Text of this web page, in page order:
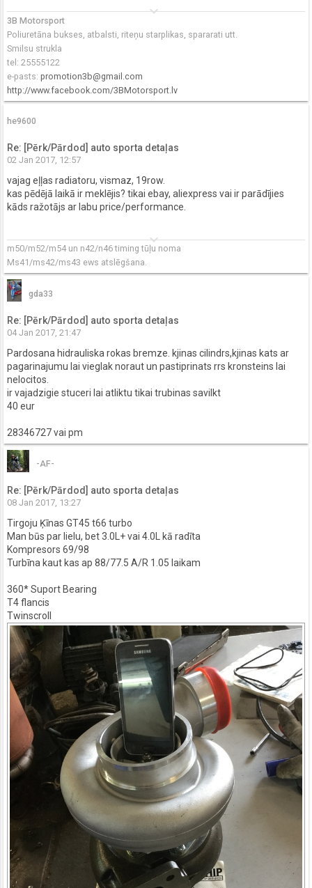
keyboard_arrow_down
3B Motorsport
Poliuretāna bukses, atbalsti, riteņu starplikas, spararati utt.
Smilsu strukla
tel: 25555122
e-pasts: promotion3b@gmail.com
http://www.facebook.com/3BMotorsport.lv
he9600
Re: [Pērk/Pārdod] auto sporta detaļas
02 Jan 2017, 12:57
vajag eļļas radiatoru, vismaz, 19row.
kas pēdējā laikā ir meklējis? tikai ebay, aliexpress vai ir parādījies
kāds ražotājs ar labu price/performance.
keyboard_arrow_down
m50/m52/m54 un n42/n46 timing tūļu noma
Ms41/ms42/ms43 ews atslēgšana.
gda33
Re: [Pērk/Pārdod] auto sporta detaļas
04 Jan 2017, 21:47
Pardosana hidrauliska rokas bremze. kjinas cilindrs,kjinas kats ar
pagarinajumu lai vieglak noraut un pastiprinats rrs kronsteins lai
nelocitos.
ir vajadzigie stuceri lai atliktu tikai trubinas savilkt
40 eur
28346727 vai pm
-AF-
Re: [Pērk/Pārdod] auto sporta detaļas
08 Jan 2017, 13:27
Tirgoju Ķīnas GT45 t66 turbo
Man būs par lielu, bet 3.0L+ vai 4.0L kā radīta
Kompresors 69/98
Turbīna kaut kas ap 88/77.5 A/R 1.05 laikam
360* Suport Bearing
T4 flancis
Twinscroll